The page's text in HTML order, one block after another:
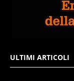
ULTIMI ARTICOLI